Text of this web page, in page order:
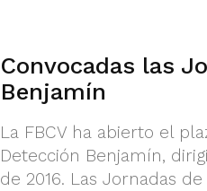
Convocadas las
Benjamín
La FBCV ha abierto el
Detección Benjamín,
de 2016. Las Jornadas